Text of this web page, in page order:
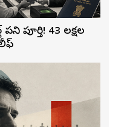
పూర్తి! 43 లక్షల